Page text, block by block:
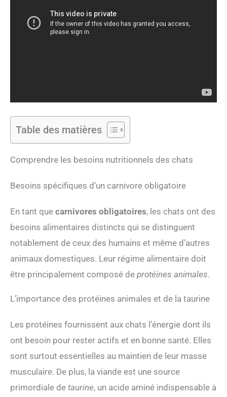
Table des matières
Comprendre les besoins nutritionnels des chats
Besoins spécifiques d’un carnivore obligatoire
En tant que carnivores obligatoires, les chats ont des
besoins alimentaires distincts qui se distinguent
notablement de ceux des humains et même d’autres
animaux domestiques. Leur régime alimentaire doit
être principalement composé de protéines animales.
L’importance des protéines animales et de la taurine
Les protéines fournissent aux chats l’énergie dont ils
ont besoin pour rester actifs et en bonne santé. Elles
sont surtout essentielles au maintien de leur masse
musculaire. De plus, la viande est une source
primordiale de taurine, un acide aminé indispensable à